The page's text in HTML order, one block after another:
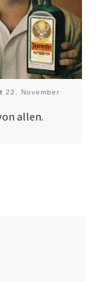
22. November
allen.